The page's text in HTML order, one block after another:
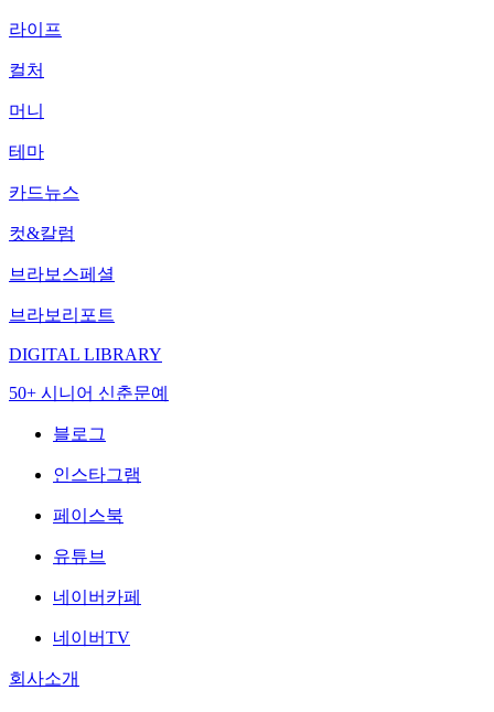
라이프
컬처
머니
테마
카드뉴스
컷&칼럼
브라보스페셜
브라보리포트
DIGITAL LIBRARY
50+ 시니어 신춘문예
블로그
인스타그램
페이스북
유튜브
네이버카페
네이버TV
회사소개